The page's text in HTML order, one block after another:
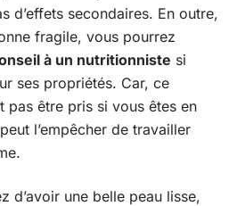
d’effets secondaires. En outre,
fragile, vous pourrez
à un nutritionniste si
ses propriétés. Car, ce
pas être pris si vous êtes en
l’empêcher de travailler
d’avoir une belle peau lisse,